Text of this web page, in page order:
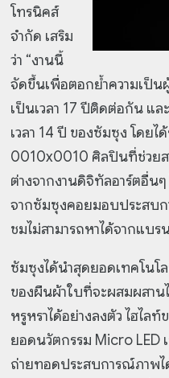
โทรนิคส์
จำกัด เสริม
ว่า “งานนี้
จัดขึ้นเพื่อตอกย้ำความเป็น
เป็นเวลา 17 ปีติดต่อกัน แ
เวลา 14 ปี ของซัมซุง โดย
0010x0010 ศิลปินที่ช่วยส
ต่างจากงานดิจิทัลอาร์ตอื่น
จากซัมซุงคอยมอบประสบ
ชมไม่สามารถหาได้จากแบร
ซัมซุงได้นำสุดยอดเทคโน
ของผืนผ้าใบที่จะผสมผสา
หรูหราได้อย่างลงตัว ไฮไล
ยอดนวัตกรรม Micro LED
ถ่ายทอดประสบการณ์ภาพไ